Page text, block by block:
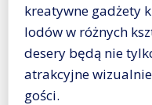
kreatywne gadżety
lodów w różnych
desery będą nie
atrakcyjne
gości.